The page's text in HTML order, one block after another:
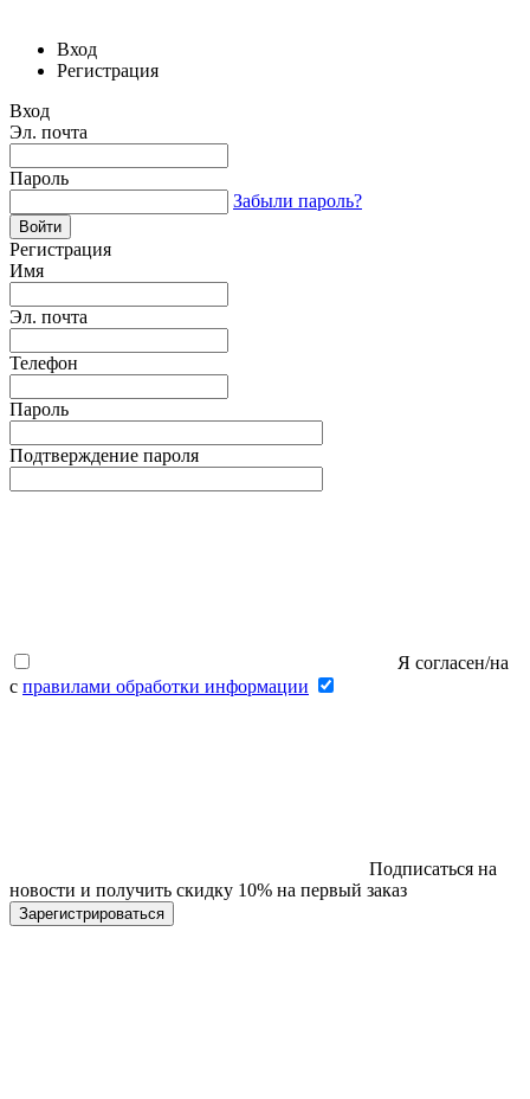
Вход
Регистрация
Вход
Эл. почта
Пароль
Забыли пароль?
Регистрация
Имя
Эл. почта
Телефон
Пароль
Подтверждение пароля
Я согласен/на
с правилами обработки информации
Подписаться на
новости и получить скидку 10% на первый заказ